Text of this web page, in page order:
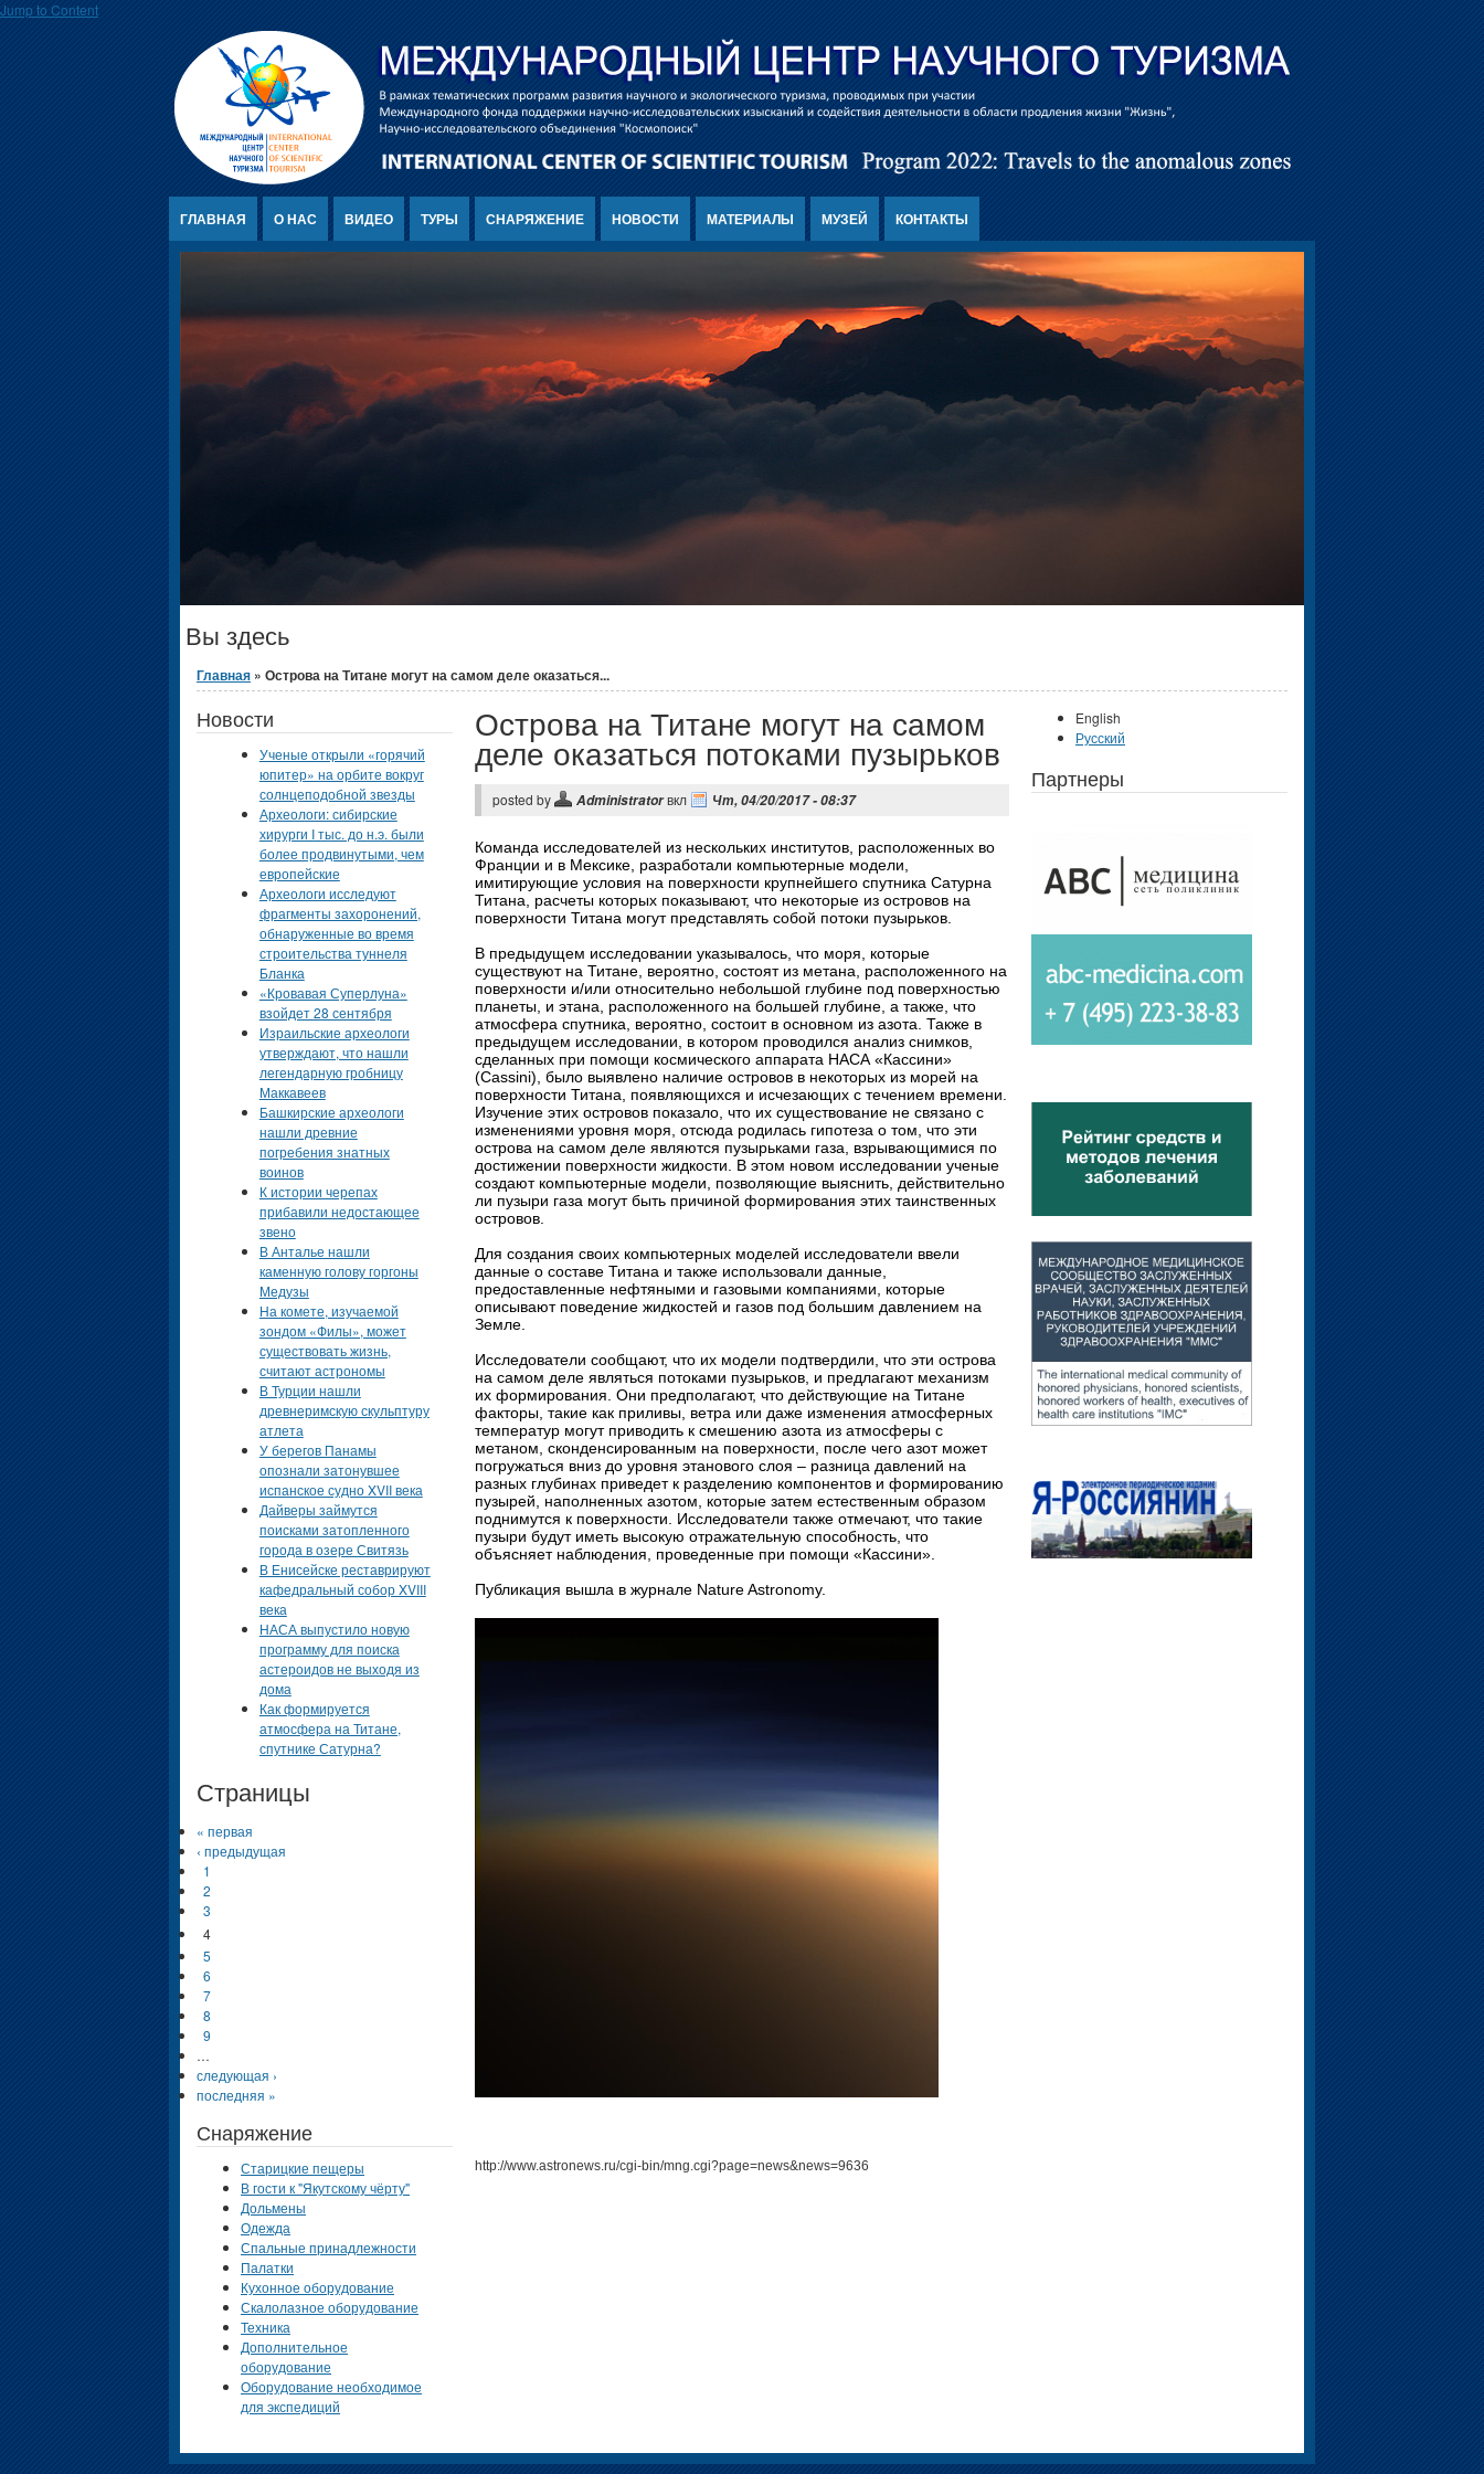
Jump to Content
ГЛАВНАЯ О НАС ВИДЕО ТУРЫ СНАРЯЖЕНИЕ НОВОСТИ МАТЕРИАЛЫ МУЗЕЙ КОНТАКТЫ
Вы здесь
Главная » Острова на Титане могут на самом деле оказаться...
Острова на Титане могут на самом
деле оказаться потоками пузырьков
posted by Administratorвкл Чт, 04/20/2017 - 08:37
Команда исследователей из нескольких институтов, расположенных во
Франции и в Мексике, разработали компьютерные модели,
имитирующие условия на поверхности крупнейшего спутника Сатурна
Титана, расчеты которых показывают, что некоторые из островов на
поверхности Титана могут представлять собой потоки пузырьков.
В предыдущем исследовании указывалось, что моря, которые
существуют на Титане, вероятно, состоят из метана, расположенного на
поверхности и/или относительно небольшой глубине под поверхностью
планеты, и этана, расположенного на большей глубине, а также, что
атмосфера спутника, вероятно, состоит в основном из азота. Также в
предыдущем исследовании, в котором проводился анализ снимков,
сделанных при помощи космического аппарата НАСА «Кассини»
(Cassini), было выявлено наличие островов в некоторых из морей на
поверхности Титана, появляющихся и исчезающих с течением времени.
Изучение этих островов показало, что их существование не связано с
изменениями уровня моря, отсюда родилась гипотеза о том, что эти
острова на самом деле являются пузырьками газа, взрывающимися по
достижении поверхности жидкости. В этом новом исследовании ученые
создают компьютерные модели, позволяющие выяснить, действительно
ли пузыри газа могут быть причиной формирования этих таинственных
островов.
Для создания своих компьютерных моделей исследователи ввели
данные о составе Титана и также использовали данные,
предоставленные нефтяными и газовыми компаниями, которые
описывают поведение жидкостей и газов под большим давлением на
Земле.
Исследователи сообщают, что их модели подтвердили, что эти острова
на самом деле являться потоками пузырьков, и предлагают механизм
их формирования. Они предполагают, что действующие на Титане
факторы, такие как приливы, ветра или даже изменения атмосферных
температур могут приводить к смешению азота из атмосферы с
метаном, сконденсированным на поверхности, после чего азот может
погружаться вниз до уровня этанового слоя – разница давлений на
разных глубинах приведет к разделению компонентов и формированию
пузырей, наполненных азотом, которые затем естественным образом
поднимутся к поверхности. Исследователи также отмечают, что такие
пузыри будут иметь высокую отражательную способность, что
объясняет наблюдения, проведенные при помощи «Кассини».
Публикация вышла в журнале Nature Astronomy.
http://www.astronews.ru/cgi-bin/mng.cgi?page=news&news=9636
Новости
Ученые открыли «горячий
юпитер» на орбите вокруг
солнцеподобной звезды
Археологи: сибирские
хирурги I тыс. до н.э. были
более продвинутыми, чем
европейские
Археологи исследуют
фрагменты захоронений,
обнаруженные во время
строительства туннеля
Бланка
«Кровавая Суперлуна»
взойдет 28 сентября
Израильские археологи
утверждают, что нашли
легендарную гробницу
Маккавеев
Башкирские археологи
нашли древние
погребения знатных
воинов
К истории черепах
прибавили недостающее
звено
В Анталье нашли
каменную голову горгоны
Медузы
На комете, изучаемой
зондом «Филы», может
существовать жизнь,
считают астрономы
В Турции нашли
древнеримскую скульптуру
атлета
У берегов Панамы
опознали затонувшее
испанское судно XVII века
Дайверы займутся
поисками затопленного
города в озере Свитязь
В Енисейске реставрируют
кафедральный собор XVIII
века
НАСА выпустило новую
программу для поиска
астероидов не выходя из
дома
Как формируется
атмосфера на Титане,
спутнике Сатурна?
Страницы
« первая
‹ предыдущая
1
2
3
4
5
6
7
8
9
…
следующая ›
последняя »
Снаряжение
Старицкие пещеры
В гости к "Якутскому чёрту"
Дольмены
Одежда
Спальные принадлежности
Палатки
Кухонное оборудование
Скалолазное оборудование
Техника
Дополнительное
оборудование
Оборудование необходимое
для экспедиций
English
Русский
Партнеры